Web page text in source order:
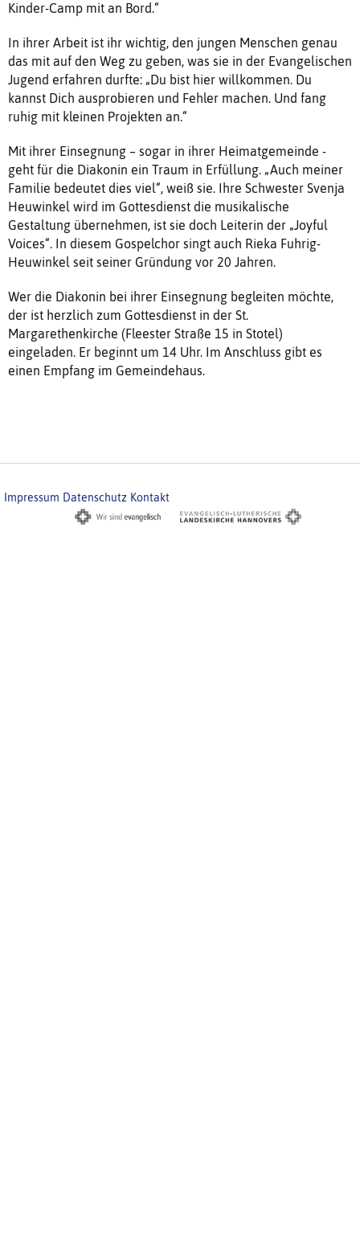
Kinder-Camp mit an Bord.“
In ihrer Arbeit ist ihr wichtig, den jungen Menschen genau
das mit auf den Weg zu geben, was sie in der Evangelischen
Jugend erfahren durfte: „Du bist hier willkommen. Du
kannst Dich ausprobieren und Fehler machen. Und fang
ruhig mit kleinen Projekten an.“
Mit ihrer Einsegnung – sogar in ihrer Heimatgemeinde -
geht für die Diakonin ein Traum in Erfüllung. „Auch meiner
Familie bedeutet dies viel“, weiß sie. Ihre Schwester Svenja
Heuwinkel wird im Gottesdienst die musikalische
Gestaltung übernehmen, ist sie doch Leiterin der „Joyful
Voices“. In diesem Gospelchor singt auch Rieka Fuhrig-
Heuwinkel seit seiner Gründung vor 20 Jahren.
Wer die Diakonin bei ihrer Einsegnung begleiten möchte,
der ist herzlich zum Gottesdienst in der St.
Margarethenkirche (Fleester Straße 15 in Stotel)
eingeladen. Er beginnt um 14 Uhr. Im Anschluss gibt es
einen Empfang im Gemeindehaus.
Impressum Datenschutz Kontakt